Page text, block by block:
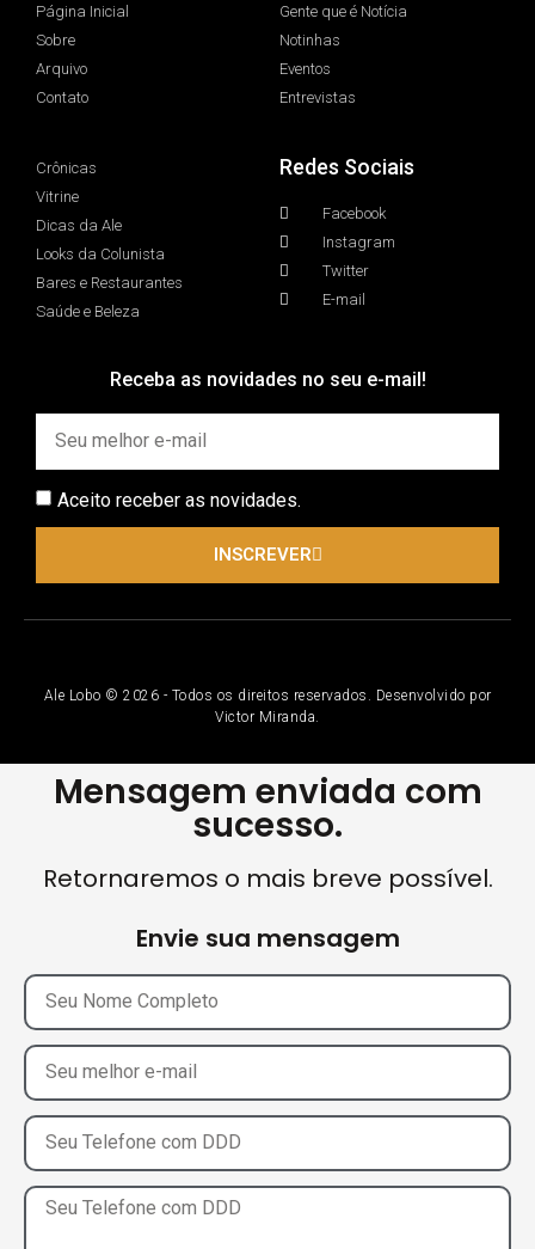
Página Inicial
Sobre
Arquivo
Contato
Gente que é Notícia
Notinhas
Eventos
Entrevistas
Crônicas
Vitrine
Dicas da Ale
Looks da Colunista
Bares e Restaurantes
Saúde e Beleza
Redes Sociais
Facebook
Instagram
Twitter
E-mail
Receba as novidades no seu e-mail!
Aceito receber as novidades.
INSCREVER
Ale Lobo © 2026 - Todos os direitos reservados. Desenvolvido por
Victor Miranda.
Mensagem enviada com
sucesso.
Retornaremos o mais breve possível.
Envie sua mensagem